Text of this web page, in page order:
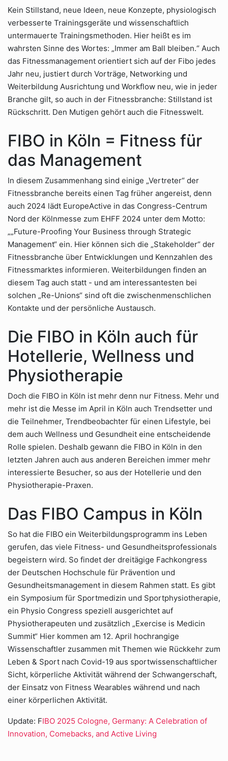
Kein Stillstand, neue Ideen, neue Konzepte, physiologisch
verbesserte Trainingsgeräte und wissenschaftlich
untermauerte Trainingsmethoden. Hier heißt es im
wahrsten Sinne des Wortes: „Immer am Ball bleiben.“ Auch
das Fitnessmanagement orientiert sich auf der Fibo jedes
Jahr neu, justiert durch Vorträge, Networking und
Weiterbildung Ausrichtung und Workflow neu, wie in jeder
Branche gilt, so auch in der Fitnessbranche: Stillstand ist
Rückschritt. Den Mutigen gehört auch die Fitnesswelt.
FIBO in Köln = Fitness für
das Management
In diesem Zusammenhang sind einige „Vertreter“ der
Fitnessbranche bereits einen Tag früher angereist, denn
auch 2024 lädt EuropeActive in das Congress-Centrum
Nord der Kölnmesse zum EHFF 2024 unter dem Motto:
„„Future-Proofing Your Business through Strategic
Management“ ein. Hier können sich die „Stakeholder“ der
Fitnessbranche über Entwicklungen und Kennzahlen des
Fitnessmarktes informieren. Weiterbildungen finden an
diesem Tag auch statt - und am interessantesten bei
solchen „Re-Unions“ sind oft die zwischenmenschlichen
Kontakte und der persönliche Austausch.
Die FIBO in Köln auch für
Hotellerie, Wellness und
Physiotherapie
Doch die FIBO in Köln ist mehr denn nur Fitness. Mehr und
mehr ist die Messe im April in Köln auch Trendsetter und
die Teilnehmer, Trendbeobachter für einen Lifestyle, bei
dem auch Wellness und Gesundheit eine entscheidende
Rolle spielen. Deshalb gewann die FIBO in Köln in den
letzten Jahren auch aus anderen Bereichen immer mehr
interessierte Besucher, so aus der Hotellerie und den
Physiotherapie-Praxen.
Das FIBO Campus in Köln
So hat die FIBO ein Weiterbildungsprogramm ins Leben
gerufen, das viele Fitness- und Gesundheitsprofessionals
begeistern wird. So findet der dreitägige Fachkongress
der Deutschen Hochschule für Prävention und
Gesundheitsmanagement in diesem Rahmen statt. Es gibt
ein Symposium für Sportmedizin und Sportphysiotherapie,
ein Physio Congress speziell ausgerichtet auf
Physiotherapeuten und zusätzlich „Exercise is Medicin
Summit“ Hier kommen am 12. April hochrangige
Wissenschaftler zusammen mit Themen wie Rückkehr zum
Leben & Sport nach Covid-19 aus sportwissenschaftlicher
Sicht, körperliche Aktivität während der Schwangerschaft,
der Einsatz von Fitness Wearables während und nach
einer körperlichen Aktivität.
Update: FIBO 2025 Cologne, Germany: A Celebration of
Innovation, Comebacks, and Active Living